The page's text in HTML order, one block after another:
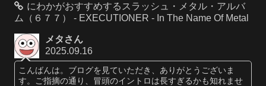
にわかがおすすめするスラッシュ・メタル・アルバ
ム（６７７） - EXECUTIONER - In The Name Of Metal
メタさん
2025.09.16
こんばんは。ブログを見ていただき、ありがとうございま
す。ご指摘の通り、冒頭のイントロは長すぎるかも知れませ